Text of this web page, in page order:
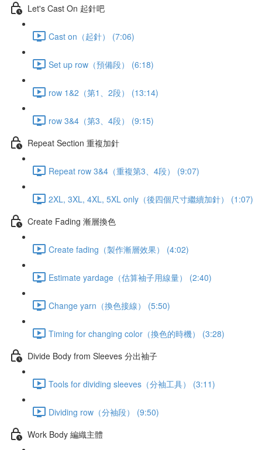
Let's Cast On 起針吧
Cast on（起針） (7:06)
Set up row（預備段） (6:18)
row 1&2（第1、2段） (13:14)
row 3&4（第3、4段） (9:15)
Repeat Section 重複加針
Repeat row 3&4（重複第3、4段） (9:07)
2XL, 3XL, 4XL, 5XL only（後四個尺寸繼續加針） (1:07)
Create Fading 漸層換色
Create fading（製作漸層效果） (4:02)
Estimate yardage（估算袖子用線量） (2:40)
Change yarn（換色接線） (5:50)
Timing for changing color（換色的時機） (3:28)
Divide Body from Sleeves 分出袖子
Tools for dividing sleeves（分袖工具） (3:11)
Dividing row（分袖段） (9:50)
Work Body 編織主體